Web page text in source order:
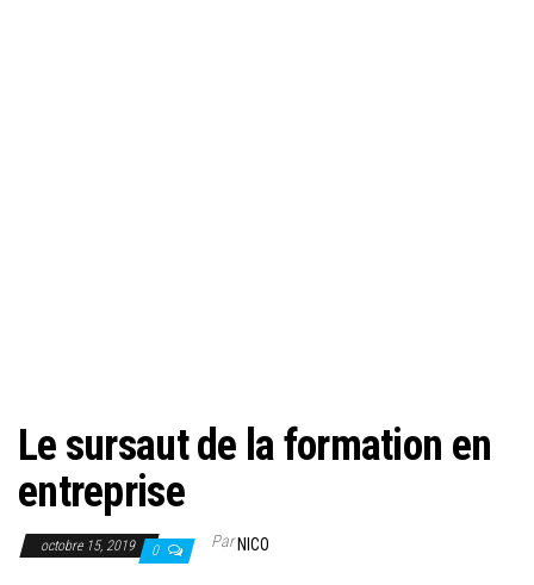
Le sursaut de la formation en
entreprise
octobre 15, 2019 0 ParNICO